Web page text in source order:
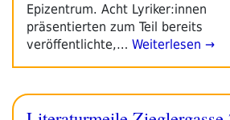
Epizentrum. Acht Lyriker:innen
präsentierten zum Teil bereits
veröffentlichte,… Weiterlesen →